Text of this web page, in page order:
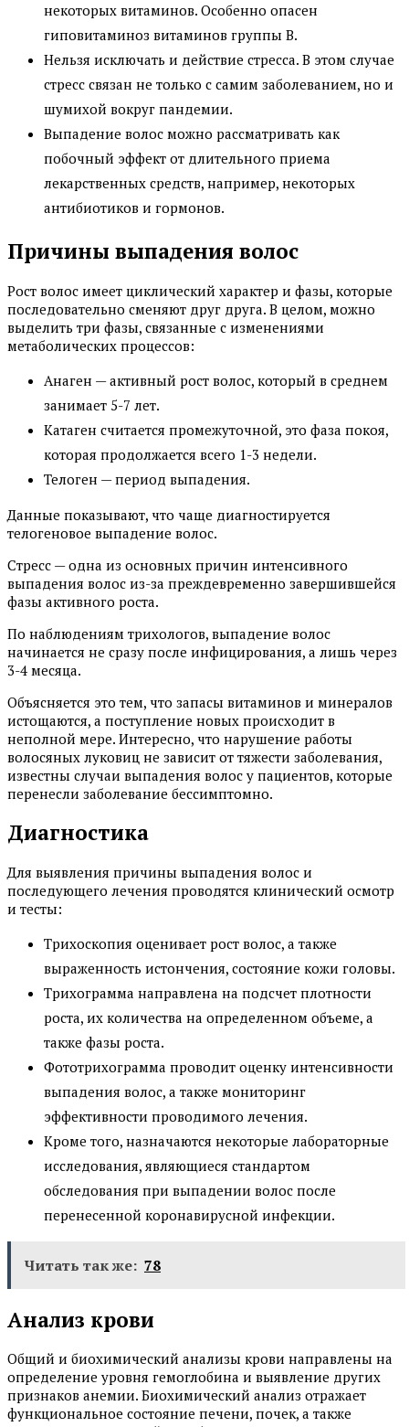
некоторых витаминов. Особенно опасен
гиповитаминоз витаминов группы В.
Нельзя исключать и действие стресса. В этом случае
стресс связан не только с самим заболеванием, но и
шумихой вокруг пандемии.
Выпадение волос можно рассматривать как
побочный эффект от длительного приема
лекарственных средств, например, некоторых
антибиотиков и гормонов.
Причины выпадения волос
Рост волос имеет циклический характер и фазы, которые
последовательно сменяют друг друга. В целом, можно
выделить три фазы, связанные с изменениями
метаболических процессов:
Анаген — активный рост волос, который в среднем
занимает 5-7 лет.
Катаген считается промежуточной, это фаза покоя,
которая продолжается всего 1-3 недели.
Телоген — период выпадения.
Данные показывают, что чаще диагностируется
телогеновое выпадение волос.
Стресс — одна из основных причин интенсивного
выпадения волос из-за преждевременно завершившейся
фазы активного роста.
По наблюдениям трихологов, выпадение волос
начинается не сразу после инфицирования, а лишь через
3-4 месяца.
Объясняется это тем, что запасы витаминов и минералов
истощаются, а поступление новых происходит в
неполной мере. Интересно, что нарушение работы
волосяных луковиц не зависит от тяжести заболевания,
известны случаи выпадения волос у пациентов, которые
перенесли заболевание бессимптомно.
Диагностика
Для выявления причины выпадения волос и
последующего лечения проводятся клинический осмотр
и тесты:
Трихоскопия оценивает рост волос, а также
выраженность истончения, состояние кожи головы.
Трихограмма направлена на подсчет плотности
роста, их количества на определенном объеме, а
также фазы роста.
Фототрихограмма проводит оценку интенсивности
выпадения волос, а также мониторинг
эффективности проводимого лечения.
Кроме того, назначаются некоторые лабораторные
исследования, являющиеся стандартом
обследования при выпадении волос после
перенесенной коронавирусной инфекции.
Читать так же: 78
Анализ крови
Общий и биохимический анализы крови направлены на
определение уровня гемоглобина и выявление других
признаков анемии. Биохимический анализ отражает
функциональное состояние печени, почек, а также